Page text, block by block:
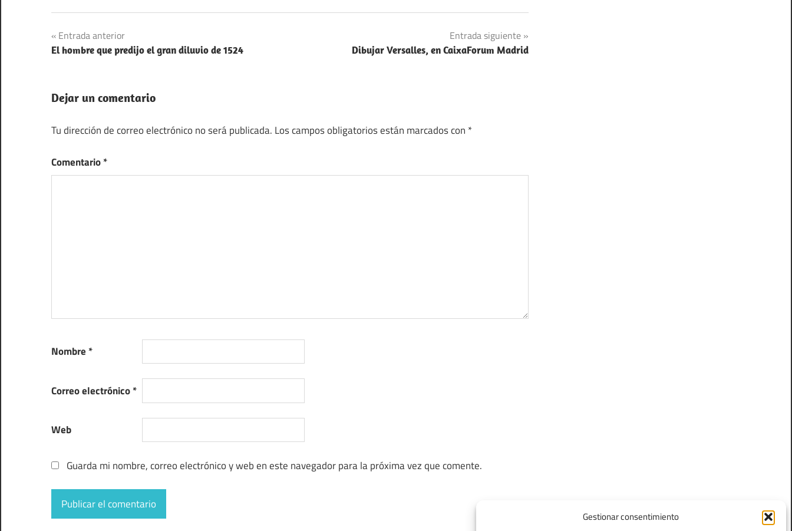
Gestionar consentimiento
Navegación
de
Entrada anterior
El hombre que predijo el gran diluvio de 1524
Entrada siguiente
Dibujar Versalles, en CaixaForum Madrid
Dejar un comentario
Tu dirección de correo electrónico no será publicada. Los campos obligatorios están marcados con *
Comentario*
Nombre *
Correo electrónico*
Web
Guarda mi nombre, correo electrónico y web en este navegador para la próxima vez que comente.